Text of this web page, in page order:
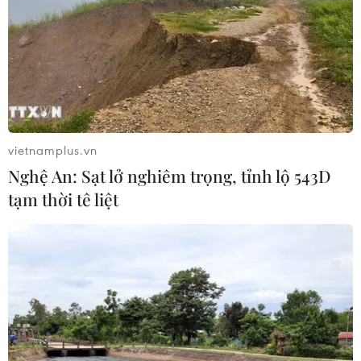
06/08/2026 06:31
Tây Ninh: Tạo điều kiện hình thành
doanh nghiệp công nghệ chiến lược
06/08/2026 04:45
Việt Nam hướng tới làm
Ngày An ninh mạng Việt Nam: Kiến
tạo không gian mạng an toàn, nhân
văn
vietnamplus.vn
Nghệ An: Sạt lở nghiêm trọng, tỉnh lộ 543D
tạm thời tê liệt